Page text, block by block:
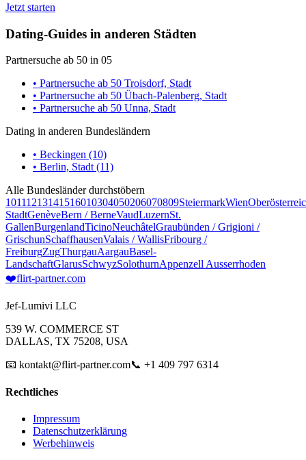
Jetzt starten
Dating-Guides in anderen Städten
Partnersuche ab 50 in 05
• Partnersuche ab 50 Troisdorf, Stadt
• Partnersuche ab 50 Übach-Palenberg, Stadt
• Partnersuche ab 50 Unna, Stadt
Dating in anderen Bundesländern
• Beckingen (10)
• Berlin, Stadt (11)
Alle Bundesländer durchstöbern
10111213141516010304050206070809SteiermarkWien
StadtGenèveBern / BerneVaudLuzernSt.
GallenBurgenlandTicinoNeuchâtelGraubünden / Grigioni /
GrischunSchaffhausenValais / WallisFribourg /
FreiburgZugThurgauAargauBasel-
LandschaftGlarusSchwyzSolothurnAppenzell Ausserrhoden
❤️flirt-partner.com
Jef-Lumivi LLC
539 W. COMMERCE ST
DALLAS, TX 75208, USA
📧 kontakt@flirt-partner.com📞 +1 409 797 6314
Rechtliches
Impressum
Datenschutzerklärung
Werbehinweis